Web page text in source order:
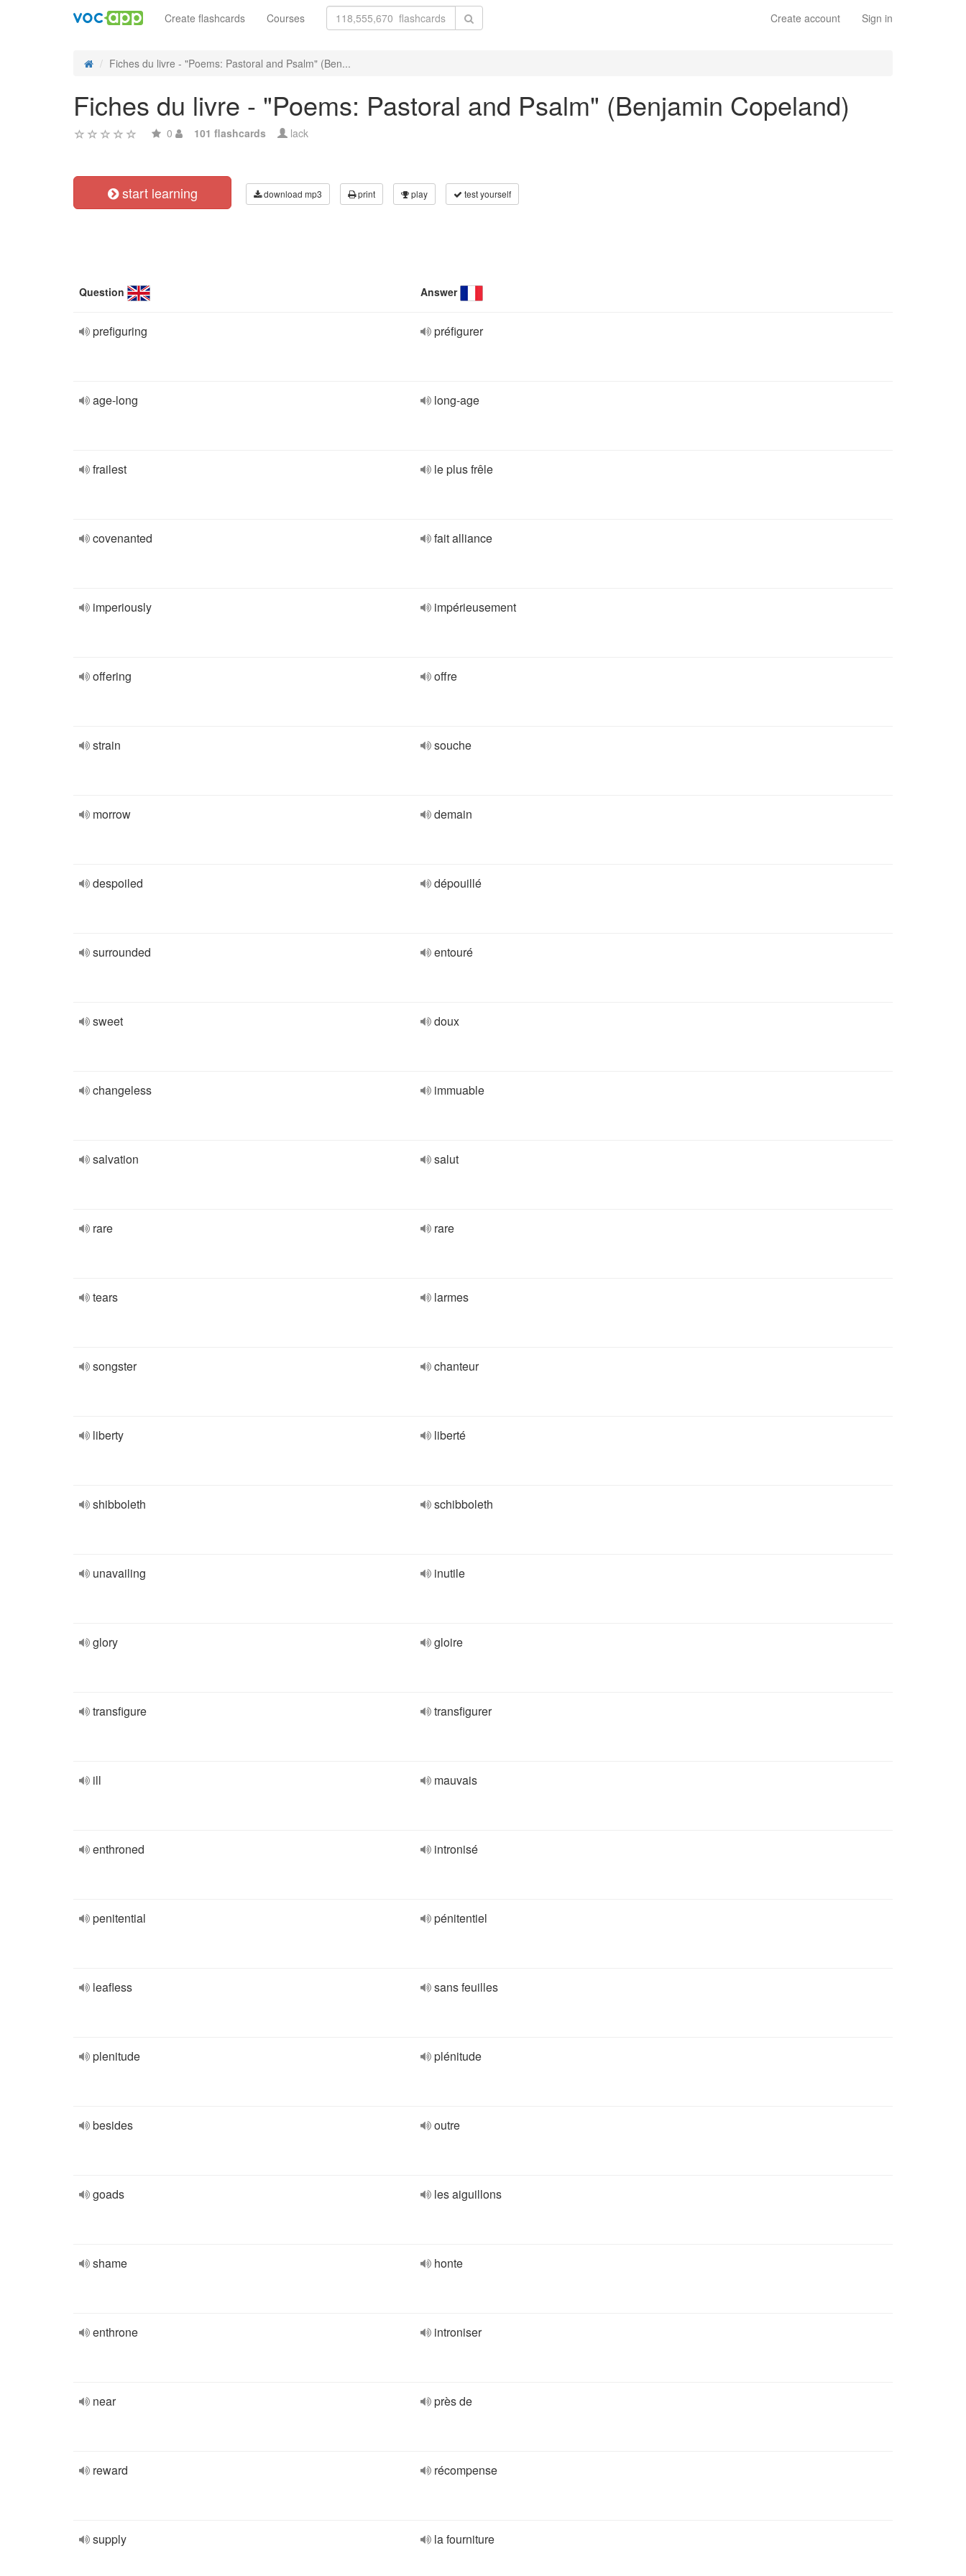
Create account Sign in
Create flashcards Courses
Fiches du livre - "Poems: Pastoral and Psalm" (Ben...
Fiches du livre - "Poems: Pastoral and Psalm" (Benjamin Copeland)
0 101 flashcards lack
start learning download mp3 print play test yourself
Question Answer
prefiguring préfigurer
age-long long-age
frailest le plus frêle
covenanted fait alliance
imperiously impérieusement
offering offre
strain souche
morrow demain
despoiled dépouillé
surrounded entouré
sweet doux
changeless immuable
salvation salut
rare rare
tears larmes
songster chanteur
liberty liberté
shibboleth schibboleth
unavailing inutile
glory gloire
transfigure transfigurer
ill mauvais
enthroned intronisé
penitential pénitentiel
leafless sans feuilles
plenitude plénitude
besides outre
goads les aiguillons
shame honte
enthrone introniser
near près de
reward récompense
supply la fourniture